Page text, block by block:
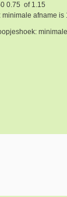
0.75 of 1.15
afname is